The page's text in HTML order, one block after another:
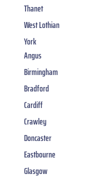
Thanet
West Lothian
York
Angus
Birmingham
Bradford
Cardiff
Crawley
Doncaster
Eastbourne
Glasgow